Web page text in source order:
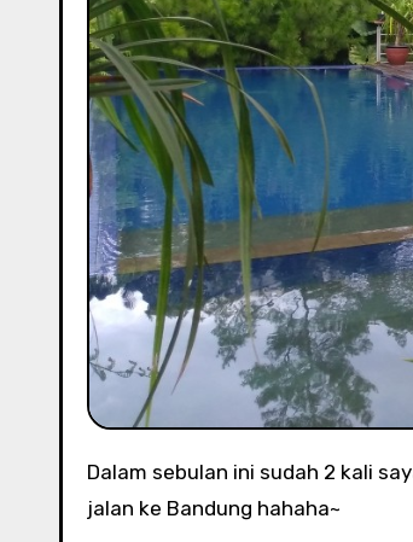
Dalam sebulan ini sudah 2 kali saya dan Arianna ke Bandung. Tumben banget sebetulnya kami jadi rajin jalan-
jalan ke Bandung hahaha~